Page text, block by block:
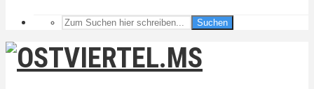
Suchen